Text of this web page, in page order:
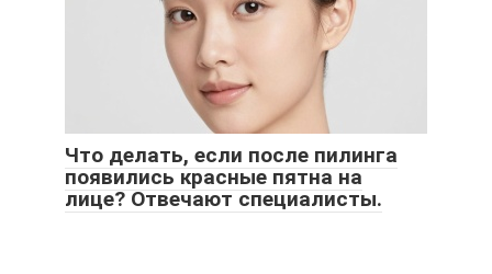
Что делать, если после пилинга
появились красные пятна на
лице? Отвечают специалисты.